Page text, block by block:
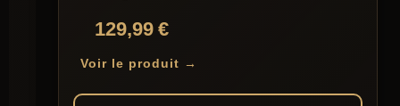
129,99€
Voir le produit →